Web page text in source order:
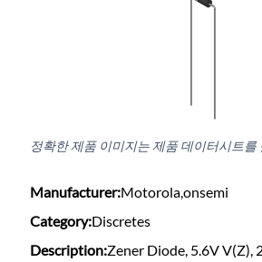
정확한 제품 이미지는 제품 데이터시트를
Manufacturer:Motorola,onsemi
Category:Discretes
Description:Zener Diode, 5.6V V(Z),